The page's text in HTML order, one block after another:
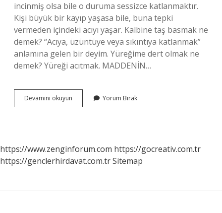
incinmiş olsa bile o duruma sessizce katlanmaktır.
Kişi büyük bir kayıp yaşasa bile, buna tepki
vermeden içindeki acıyı yaşar. Kalbine taş basmak ne
demek? “Acıya, üzüntüye veya sıkıntıya katlanmak”
anlamına gelen bir deyim. Yüreğime dert olmak ne
demek? Yüreği acıtmak. MADDENİN…
Devamını okuyun
Basmak
Yorum Bırak
https://www.zenginforum.com https://gocreativ.com.tr
https://genclerhirdavat.com.trSitemap